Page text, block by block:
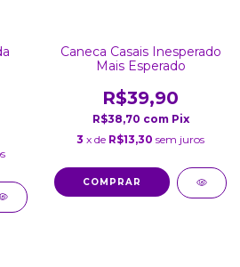
Caneca Casais Inesperado
Mais Esperado
R$39,90
R$38,70 com Pix
3 x de R$13,30 sem juros
COMPRAR